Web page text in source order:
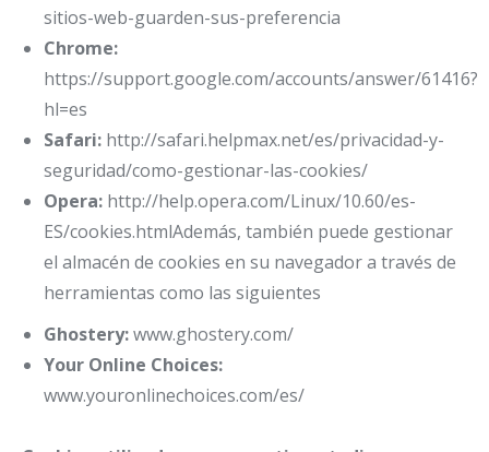
sitios-web-guarden-sus-preferencia
Chrome:
https://support.google.com/accounts/answer/61416?
hl=es
Safari: http://safari.helpmax.net/es/privacidad-y-
seguridad/como-gestionar-las-cookies/
Opera: http://help.opera.com/Linux/10.60/es-
ES/cookies.htmlAdemás, también puede gestionar
el almacén de cookies en su navegador a través de
herramientas como las siguientes
Ghostery:www.ghostery.com/
Your Online Choices:
www.youronlinechoices.com/es/